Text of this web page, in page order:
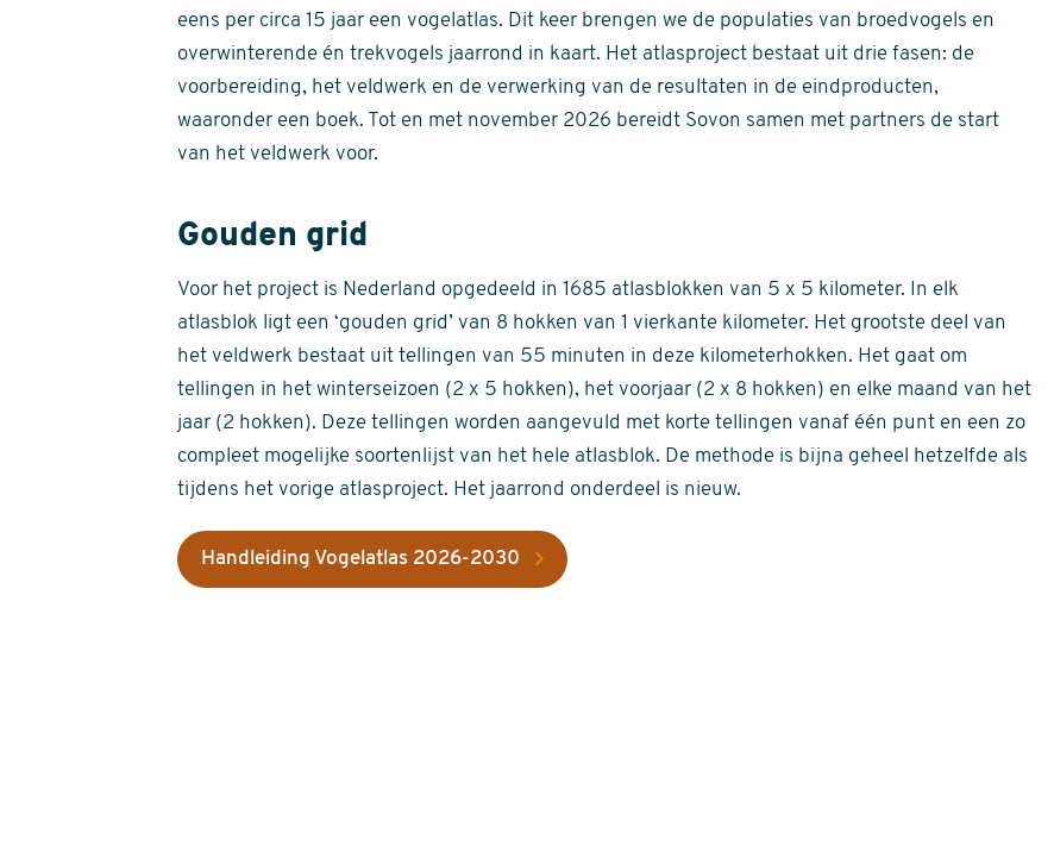
stars
stars
eens per circa 15 jaar een vogelatlas. Dit keer brengen we de populaties van broedvogels en
overwinterende én trekvogels jaarrond in kaart. Het atlasproject bestaat uit drie fasen: de
voorbereiding, het veldwerk en de verwerking van de resultaten in de eindproducten,
waaronder een boek. Tot en met november 2026 bereidt Sovon samen met partners de start
van het veldwerk voor.
Gouden grid
Voor het project is Nederland opgedeeld in 1685 atlasblokken van 5 x 5 kilometer. In elk
atlasblok ligt een ‘gouden grid’ van 8 hokken van 1 vierkante kilometer. Het grootste deel van
het veldwerk bestaat uit tellingen van 55 minuten in deze kilometerhokken. Het gaat om
tellingen in het winterseizoen (2 x 5 hokken), het voorjaar (2 x 8 hokken) en elke maand van het
jaar (2 hokken). Deze tellingen worden aangevuld met korte tellingen vanaf één punt en een zo
compleet mogelijke soortenlijst van het hele atlasblok. De methode is bijna geheel hetzelfde als
tijdens het vorige atlasproject. Het jaarrond onderdeel is nieuw.
Handleiding Vogelatlas 2026-2030